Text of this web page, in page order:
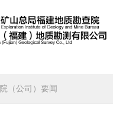
院（公司）要闻